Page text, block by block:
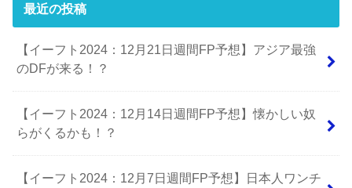
最近の投稿
【イーフト2024：12月21日週間FP予想】アジア最強
のDFが来る！？
【イーフト2024：12月14日週間FP予想】懐かしい奴
らがくるかも！？
【イーフト2024：12月7日週間FP予想】日本人ワンチ